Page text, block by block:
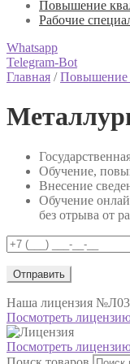
Повышение
Рабочие
Whatsapp
Telegram-Bot
Главная /Повышение
Обучение,
Внесение
Обучение
без отрыва от
Наша лицензия
Посмотреть
Посмотреть